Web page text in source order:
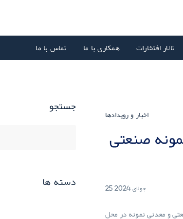
تالار افتخارات همکاری با ما تماس با ما
اخبار و رویدادها
صنعتی
25 جولای 2024
و معدنی نمونه در محل
جستجو
دسته ها